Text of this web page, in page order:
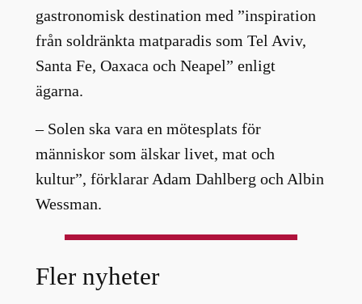
gastronomisk destination med ”inspiration
från soldränkta matparadis som Tel Aviv,
Santa Fe, Oaxaca och Neapel” enligt
ägarna.
– Solen ska vara en mötesplats för
människor som älskar livet, mat och
kultur”, förklarar Adam Dahlberg och Albin
Wessman.
Fler nyheter